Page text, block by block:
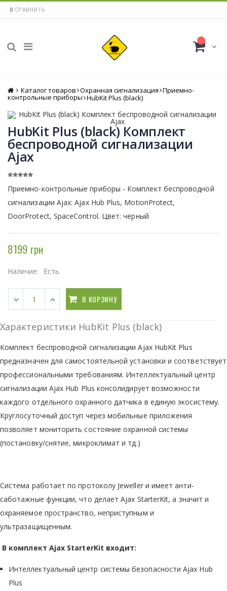
0 СРАВНИТЬ
Главная
Каталог товаров Охранная сигнализация Приемно-
контрольные приборы HubKit Plus (black)
HubKit Plus (black) Комплект
беспроводной сигнализации
Ajax
Приемно-контрольные приборы - Комплект беспроводной
сигнализации Ajax: Ajax Hub Plus, MotionProtect,
DoorProtect, SpaceControl. Цвет: черный
8199 грн
Наличие: Есть
В КОРЗИНУ
Характеристики HubKit Plus (black)
Комплект беспроводной сигнализации Ajax HubKit Plus
предназначен для самостоятельной установки и соответствует
профессиональными требованиям. Интеллектуальный центр
сигнализации Ajax Hub Plus консолидирует возможности
каждого отдельного охранного датчика в единую экосистему.
Круглосуточный доступ через мобильные приложения
позволяет мониторить состояние охранной системы
(постановку/снятие, микроклимат и тд.)
Система работает по протоколу Jeweller и имеет анти-
саботажные функции, что делает Ajax StarterKit, а значит и
охраняемое пространство, неприступным и
ультразащищенным.
В комплект Ajax StarterKit входит:
Интеллектуальный центр системы безопасности Ajax Hub
Plus